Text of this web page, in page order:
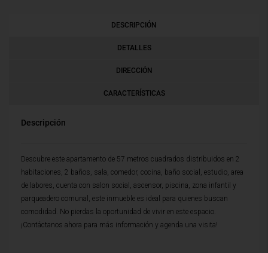
DESCRIPCIÓN
DETALLES
DIRECCIÓN
CARACTERÍSTICAS
Descripción
Descubre este apartamento de 57 metros cuadrados distribuidos en 2
habitaciones, 2 baños, sala, comedor, cocina, baño social, estudio, area
de labores, cuenta con salon social, ascensor, piscina, zona infantil y
parqueadero comunal, este inmueble es ideal para quienes buscan
comodidad. No pierdas la oportunidad de vivir en este espacio.
¡Contáctanos ahora para más información y agenda una visita!